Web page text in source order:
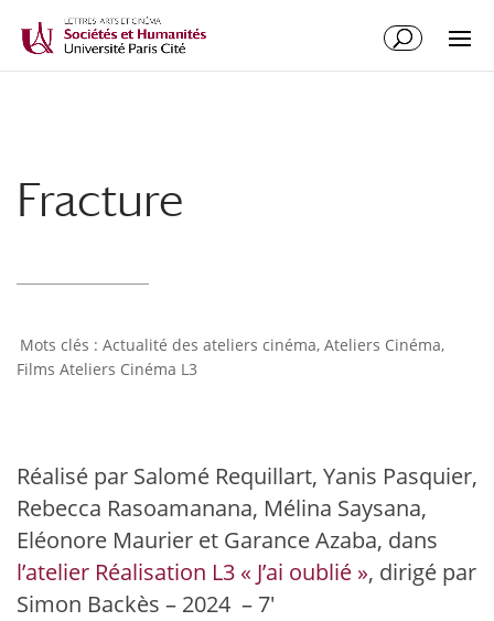
Fracture
Actualité des ateliers cinéma, Ateliers Cinéma,
Films Ateliers Cinéma L3
Réalisé par Salomé Requillart, Yanis Pasquier,
Rebecca Rasoamanana, Mélina Saysana,
Eléonore Maurier et Garance Azaba, dans
l’atelier Réalisation L3 « J’ai oublié », dirigé par
Simon Backès – 2024 – 7′